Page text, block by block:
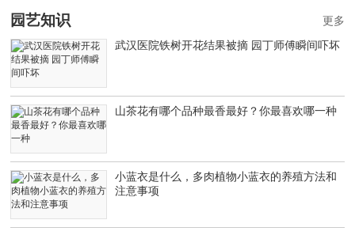
园艺知识
武汉医院铁树开花结果被摘 园丁师傅瞬间吓坏
山茶花有哪个品种最香最好？你最喜欢哪一种
小蓝衣是什么，多肉植物小蓝衣的养殖方法和
注意事项
更多